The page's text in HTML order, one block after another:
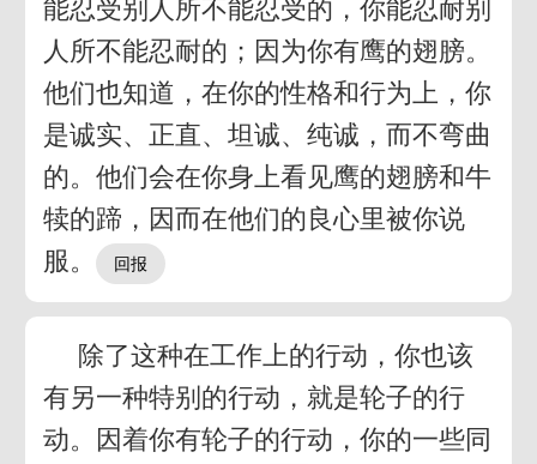
能忍受别人所不能忍受的，你能忍耐别
人所不能忍耐的；因为你有鹰的翅膀。
他们也知道，在你的性格和行为上，你
是诚实、正直、坦诚、纯诚，而不弯曲
的。他们会在你身上看见鹰的翅膀和牛
犊的蹄，因而在他们的良心里被你说
服。
除了这种在工作上的行动，你也该
有另一种特别的行动，就是轮子的行
动。因着你有轮子的行动，你的一些同